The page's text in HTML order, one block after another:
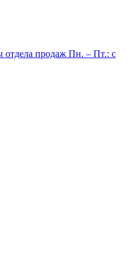
отдела продаж Пн. – Пт.: с